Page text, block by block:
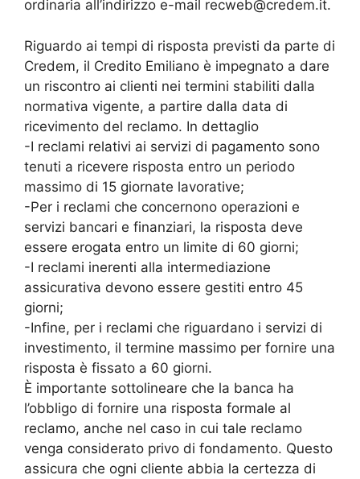
ordinaria all’indirizzo e-mail recweb@credem.it.
Riguardo ai tempi di risposta previsti da parte di
Credem, il Credito Emiliano è impegnato a dare
un riscontro ai clienti nei termini stabiliti dalla
normativa vigente, a partire dalla data di
ricevimento del reclamo. In dettaglio
-I reclami relativi ai servizi di pagamento sono
tenuti a ricevere risposta entro un periodo
massimo di 15 giornate lavorative;
-Per i reclami che concernono operazioni e
servizi bancari e finanziari, la risposta deve
essere erogata entro un limite di 60 giorni;
-I reclami inerenti alla intermediazione
assicurativa devono essere gestiti entro 45
giorni;
-Infine, per i reclami che riguardano i servizi di
investimento, il termine massimo per fornire una
risposta è fissato a 60 giorni.
È importante sottolineare che la banca ha
l’obbligo di fornire una risposta formale al
reclamo, anche nel caso in cui tale reclamo
venga considerato privo di fondamento. Questo
assicura che ogni cliente abbia la certezza di